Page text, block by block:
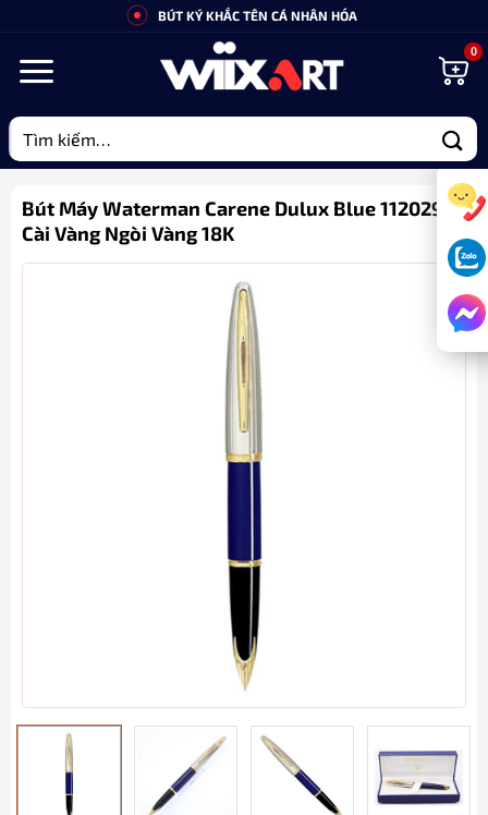
nội
BÚT KÝ KHẮC TÊN CÁ NHÂN HÓA
Tìm
kiếm:
Bút Máy Waterman Carene Dulux Blue 11202982
Cài Vàng Ngòi Vàng 18K